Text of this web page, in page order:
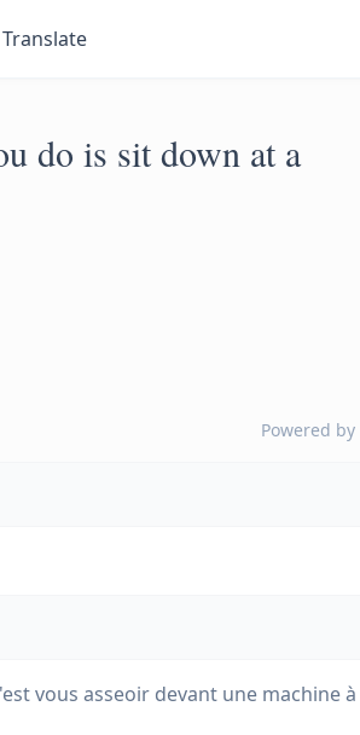
Translate
do is sit down at a
Powered by
vous asseoir devant une machine à